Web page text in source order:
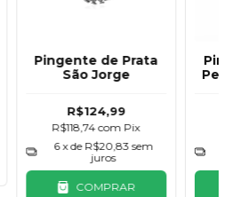
Pingente de Prata
São Jorge
R$124,99
R$118,74com Pix
6 x de R$20,83 sem
juros
COMPRAR